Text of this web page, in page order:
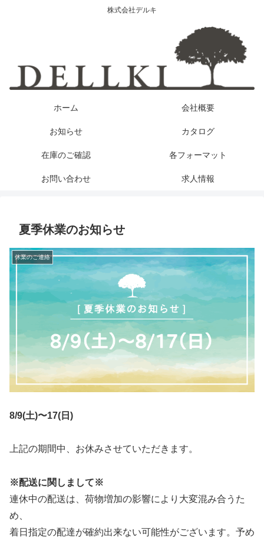
株式会社デルキ
ホーム 会社概要
お知らせ カタログ
在庫のご確認 各フォーマット
お問い合わせ 求人情報
夏季休業のお知らせ
休業のご連絡
8/9(土)〜17(日)
上記の期間中、お休みさせていただきます。
※配送に関しまして※
連休中の配送は、荷物増加の影響により大変混み合うた
め、
着日指定の配達が確約出来ない可能性がございます。予め